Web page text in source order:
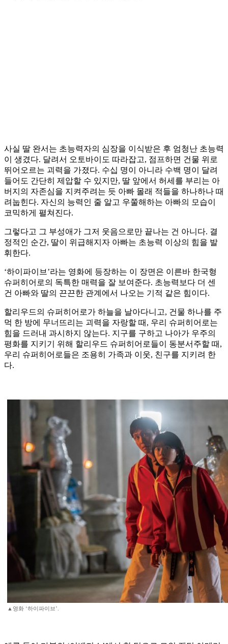
사실 딸 완서는 초능력자의 심장을 이식받은 후 엄청난 초능력
이 생겼다. 달려서 오토바이도 따라잡고, 점프하면 건물 위로
뛰어오르는 괴력을 가졌다. 수십 명이 아니라 수백 명이 달려
들어도 간단히 제압할 수 있지만, 딸 앞에서 허세를 부리는 아
버지의 자존심을 지켜주려는 듯 아빠 몰래 적들을 하나하나 때
려눕힌다. 자신의 능력인 줄 알고 우쭐해하는 아빠의 모습이
코믹하게 펼쳐진다.
그렇다고 그 부성애가 그저 웃음으로만 끝나는 건 아니다. 결
정적인 순간, 딸이 위급해지자 아빠는 초능력 이상의 힘을 발
휘한다.
‘하이파이브’라는 영화에 등장하는 이 장면은 이른바 한국형
슈퍼히어로의 독특한 매력을 잘 보여준다. 초능력보다 더 센
건 아빠와 딸의 끈끈한 관계에서 나오는 기적 같은 힘이다.
할리우드의 슈퍼히어로가 하늘을 날아다니고, 건물 하나를 주
먹 한 방에 무너뜨리는 괴력을 자랑할 때, 우리 슈퍼히어로는
힘을 드러내 과시하지 않는다. 지구를 구하고 나아가 우주의
평화를 지키기 위해 할리우드 슈퍼히어로들이 동분서주할 때,
우리 슈퍼히어로들은 조용히 가족과 이웃, 친구를 지키려 한
다.
▲영화 ‘하이파이브’.